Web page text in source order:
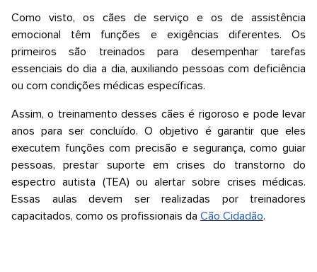
Como visto, os cães de serviço e os de assistência
emocional têm funções e exigências diferentes. Os
primeiros são treinados para desempenhar tarefas
essenciais do dia a dia, auxiliando pessoas com deficiência
ou com condições médicas específicas.
Assim, o treinamento desses cães é rigoroso e pode levar
anos para ser concluído. O objetivo é garantir que eles
executem funções com precisão e segurança, como guiar
pessoas, prestar suporte em crises do transtorno do
espectro autista (TEA) ou alertar sobre crises médicas.
Essas aulas devem ser realizadas por treinadores
capacitados, como os profissionais da Cão Cidadão.